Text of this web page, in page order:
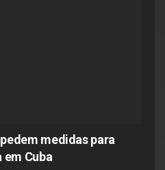
medidas para
em Cuba